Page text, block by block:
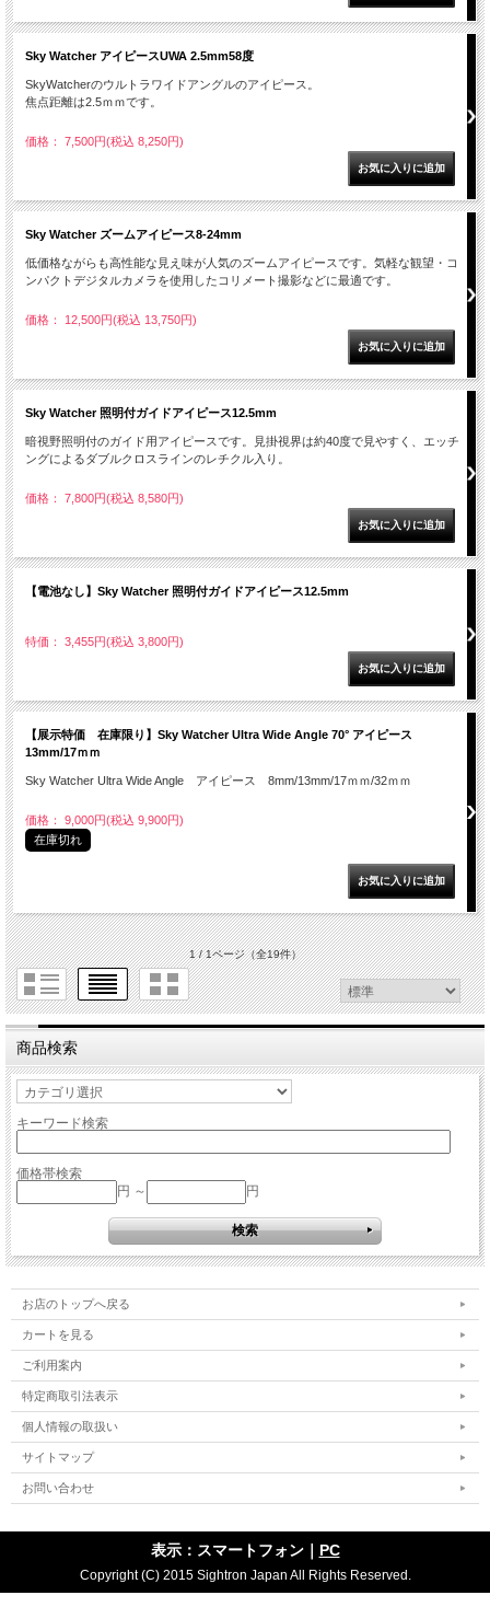
Sky Watcher アイピースUWA 2.5mm58度
SkyWatcherのウルトラワイドアングルのアイピース。
焦点距離は2.5ｍｍです。
価格： 7,500円(税込 8,250円)
Sky Watcher ズームアイピース8-24mm
低価格ながらも高性能な見え味が人気のズームアイピースです。気軽な観望・コ
ンパクトデジタルカメラを使用したコリメート撮影などに最適です。
価格： 12,500円(税込 13,750円)
Sky Watcher 照明付ガイドアイピース12.5mm
暗視野照明付のガイド用アイピースです。見掛視界は約40度で見やすく、エッチ
ングによるダブルクロスラインのレチクル入り。
価格： 7,800円(税込 8,580円)
【電池なし】Sky Watcher 照明付ガイドアイピース12.5mm
特価： 3,455円(税込 3,800円)
【展示特価 在庫限り】Sky Watcher Ultra Wide Angle 70° アイピース
13mm/17ｍｍ
Sky Watcher Ultra Wide Angle アイピース 8mm/13mm/17ｍｍ/32ｍｍ
価格： 9,000円(税込 9,900円)
在庫切れ
1 / 1ページ（全19件）
商品検索
キーワード検索
価格帯検索
円 ～
円
お店のトップへ戻る
カートを見る
ご利用案内
特定商取引法表示
個人情報の取扱い
サイトマップ
お問い合わせ
表示：スマートフォン｜ PC
Copyright (C) 2015 Sightron Japan All Rights Reserved.